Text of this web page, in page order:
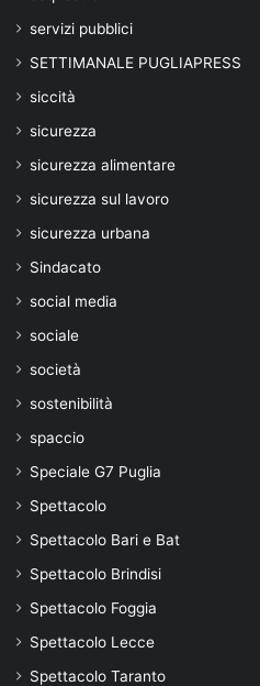
servizi pubblici
SETTIMANALE PUGLIAPRESS
siccità
sicurezza
sicurezza alimentare
sicurezza sul lavoro
sicurezza urbana
Sindacato
social media
sociale
società
sostenibilità
spaccio
Speciale G7 Puglia
Spettacolo
Spettacolo Bari e Bat
Spettacolo Brindisi
Spettacolo Foggia
Spettacolo Lecce
Spettacolo Taranto